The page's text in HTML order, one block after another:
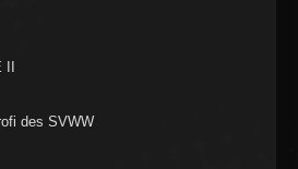
des SVWW